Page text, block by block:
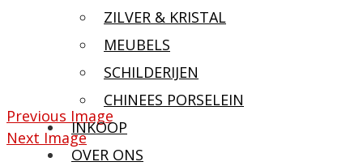
ZILVER & KRISTAL
MEUBELS
SCHILDERIJEN
CHINEES PORSELEIN
INKOOP
OVER ONS
Previous Image
Next Image